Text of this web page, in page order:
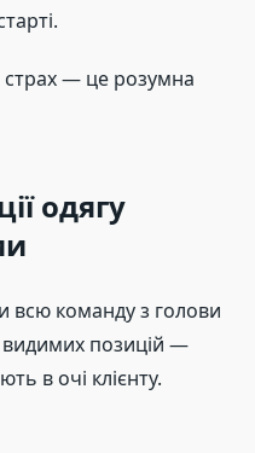
— це розумна
одягу
всю команду з голови
видимих позицій —
в очі клієнту.